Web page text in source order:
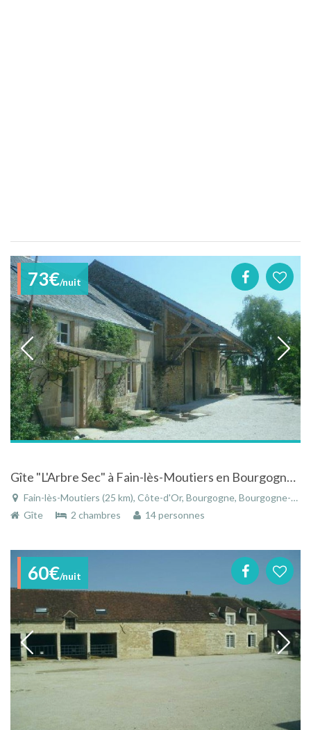
73€/nuit
Gîte "L'Arbre Sec" à Fain-lès-Moutiers en Bourgogne idéale pour parcourir l'Auxois Morvan
Fain-lès-Moutiers (25 km), Côte-d'Or, Bourgogne, Bourgogne-Franche-Comté, France
Gîte
2 chambres 14 personnes
60€/nuit